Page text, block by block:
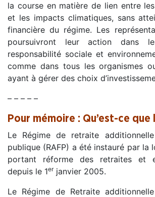
la course en matière de lien entre
et les impacts climatiques, sans
financière du régime. Les
poursuivront leur action dans
responsabilité sociale et
comme dans tous les organismes
ayant à gérer des choix
– – – – –
Pour mémoire : Qu’est-ce que
Le Régime de retraite
publique (RAFP) a été instauré par la
portant réforme des retraites et
depuis le 1erjanvier 2005.
Le Régime de Retraite